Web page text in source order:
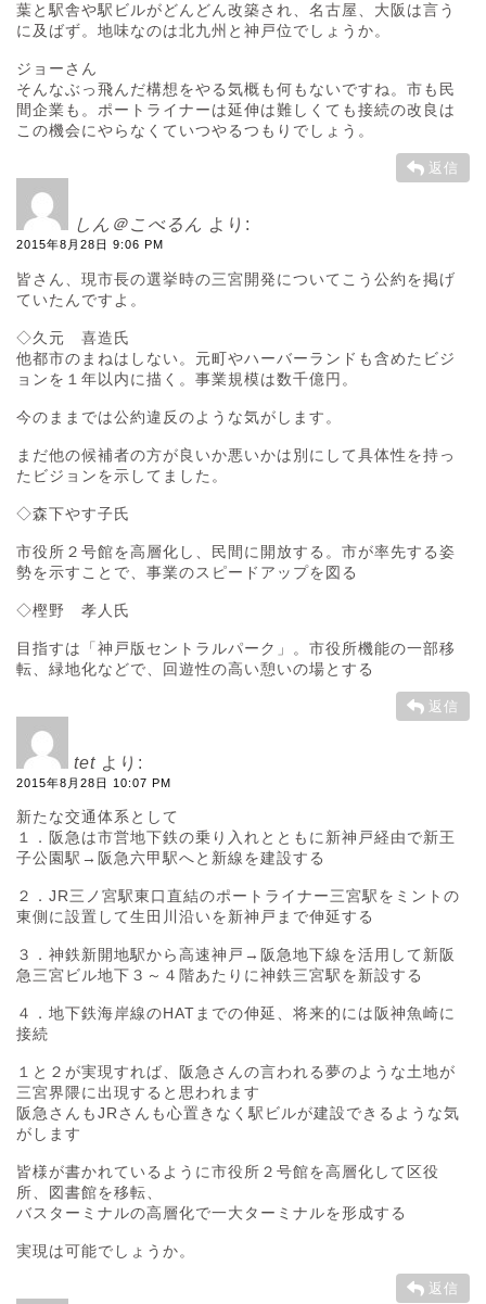
葉と駅舎や駅ビルがどんどん改築され、名古屋、大阪は言う
に及ばず。地味なのは北九州と神戸位でしょうか。
ジョーさん
そんなぶっ飛んだ構想をやる気概も何もないですね。市も民
間企業も。ポートライナーは延伸は難しくても接続の改良は
この機会にやらなくていつやるつもりでしょう。
返信
しん＠こべるん より:
2015年8月28日 9:06 PM
皆さん、現市長の選挙時の三宮開発についてこう公約を掲げ
ていたんですよ。
◇久元 喜造氏
他都市のまねはしない。元町やハーバーランドも含めたビジ
ョンを１年以内に描く。事業規模は数千億円。
今のままでは公約違反のような気がします。
まだ他の候補者の方が良いか悪いかは別にして具体性を持っ
たビジョンを示してました。
◇森下やす子氏
市役所２号館を高層化し、民間に開放する。市が率先する姿
勢を示すことで、事業のスピードアップを図る
◇樫野 孝人氏
目指すは「神戸版セントラルパーク」。市役所機能の一部移
転、緑地化などで、回遊性の高い憩いの場とする
返信
tet より:
2015年8月28日 10:07 PM
新たな交通体系として
１．阪急は市営地下鉄の乗り入れとともに新神戸経由で新王
子公園駅→阪急六甲駅へと新線を建設する
２．JR三ノ宮駅東口直結のポートライナー三宮駅をミントの
東側に設置して生田川沿いを新神戸まで伸延する
３．神鉄新開地駅から高速神戸→阪急地下線を活用して新阪
急三宮ビル地下３～４階あたりに神鉄三宮駅を新設する
４．地下鉄海岸線のHATまでの伸延、将来的には阪神魚崎に
接続
１と２が実現すれば、阪急さんの言われる夢のような土地が
三宮界隈に出現すると思われます
阪急さんもJRさんも心置きなく駅ビルが建設できるような気
がします
皆様が書かれているように市役所２号館を高層化して区役
所、図書館を移転、
バスターミナルの高層化で一大ターミナルを形成する
実現は可能でしょうか。
返信